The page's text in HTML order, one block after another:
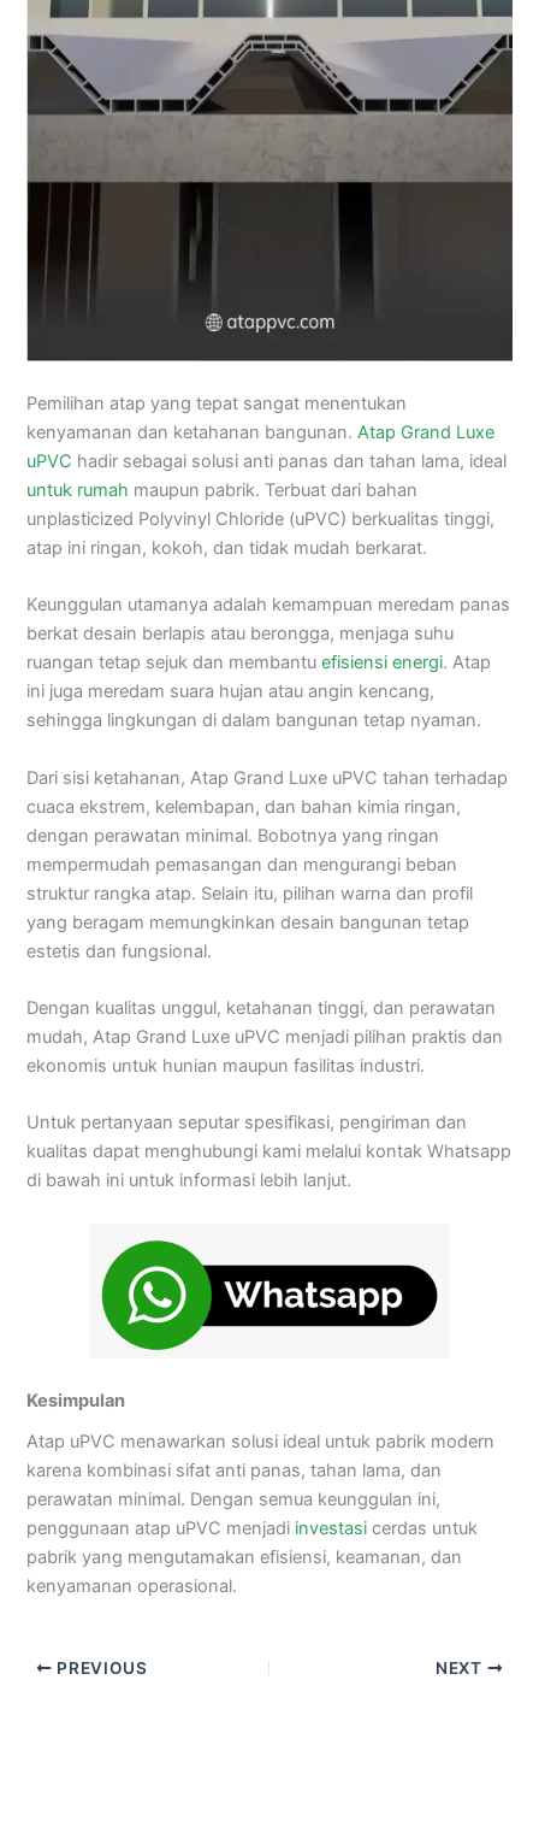
Pemilihan atap yang tepat sangat menentukan
kenyamanan dan ketahanan bangunan.Atap Grand Luxe
uPVC hadir sebagai solusi anti panas dan tahan lama, ideal
untuk rumah maupun pabrik. Terbuat dari bahan
unplasticized Polyvinyl Chloride (uPVC) berkualitas tinggi,
atap ini ringan, kokoh, dan tidak mudah berkarat.
Keunggulan utamanya adalah kemampuan meredam panas
berkat desain berlapis atau berongga, menjaga suhu
ruangan tetap sejuk dan membantuefisiensi energi. Atap
ini juga meredam suara hujan atau angin kencang,
sehingga lingkungan di dalam bangunan tetap nyaman.
Dari sisi ketahanan, Atap Grand Luxe uPVC tahan terhadap
cuaca ekstrem, kelembapan, dan bahan kimia ringan,
dengan perawatan minimal. Bobotnya yang ringan
mempermudah pemasangan dan mengurangi beban
struktur rangka atap. Selain itu, pilihan warna dan profil
yang beragam memungkinkan desain bangunan tetap
estetis dan fungsional.
Dengan kualitas unggul, ketahanan tinggi, dan perawatan
mudah, Atap Grand Luxe uPVC menjadi pilihan praktis dan
ekonomis untuk hunian maupun fasilitas industri.
Untuk pertanyaan seputar spesifikasi, pengiriman dan
kualitas dapat menghubungi kami melalui kontak Whatsapp
di bawah ini untuk informasi lebih lanjut.
Kesimpulan
Atap uPVC menawarkan solusi ideal untuk pabrik modern
karena kombinasi sifat anti panas, tahan lama, dan
perawatan minimal. Dengan semua keunggulan ini,
penggunaan atap uPVC menjadi investasi cerdas untuk
pabrik yang mengutamakan efisiensi, keamanan, dan
kenyamanan operasional.
PREVIOUS NEXT